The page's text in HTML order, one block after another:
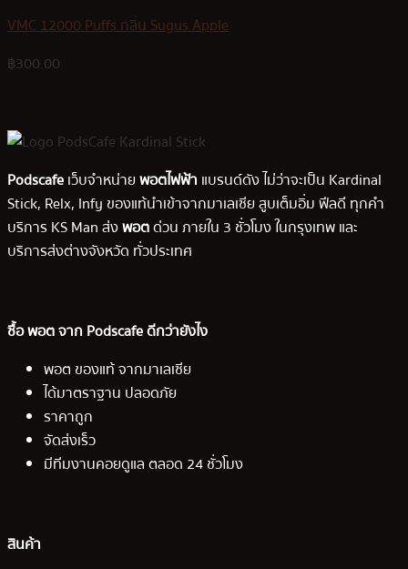
VMC 12000 Puffs กลิ่น Sugus Apple
฿300.00
Podscafeเว็บจำหน่ายพอตไฟฟ้า แบรนด์ดัง ไม่ว่าจะเป็น Kardinal
Stick, Relx, Infy ของแท้นำเข้าจากมาเลเซีย สูบเต็มอิ่ม ฟีลดี ทุกคำ
บริการ KS Man ส่งพอตด่วน ภายใน 3 ชั่วโมง ในกรุงเทพ และ
บริการส่งต่างจังหวัด ทั่วประเทศ
ซื้อ พอต จาก Podscafe ดีกว่ายังไง
พอต ของแท้ จากมาเลเซีย
ได้มาตราฐาน ปลอดภัย
ราคาถูก
จัดส่งเร็ว
มีทีมงานคอยดูแล ตลอด 24 ชั่วโมง
สินค้า